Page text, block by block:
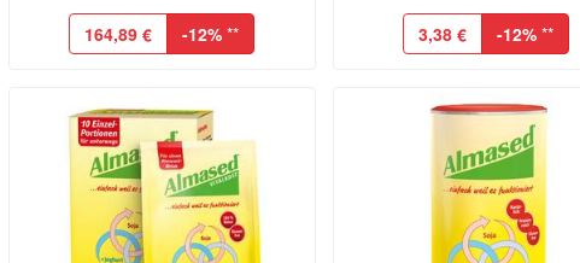
164,89 € -12% ** 3,38 € -12% **